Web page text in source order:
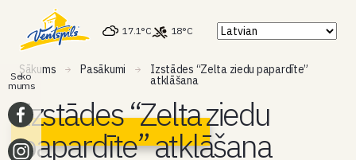
17.1°C 18°C
Sākums Pasākumi Izstādes “Zelta ziedu papardīte”
atklāšana
Izstādes “Zelta ziedu
papardīte” atklāšana
Seko
mums